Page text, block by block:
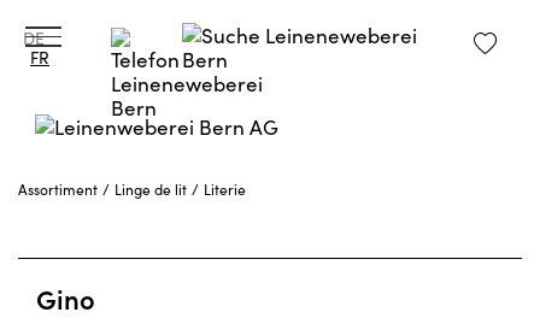
DE
FR
Assortiment Linge de lit Literie
Gino